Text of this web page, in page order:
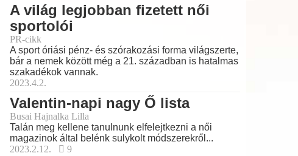
A világ legjobban fizetett női
sportolói
PR-cikk
A sport óriási pénz- és szórakozási forma világszerte,
bár a nemek között még a 21. században is hatalmas
szakadékok vannak.
2023.4.2.
Valentin-napi nagy Ő lista
Busai Hajnalka Lilla
Talán meg kellene tanulnunk elfelejtkezni a női
magazinok által belénk sulykolt módszerekről...
2023.2.12.
9